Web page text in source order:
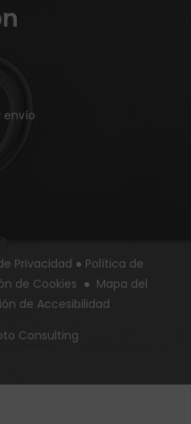
envío
Privacidad ● Política de
de Cookies ● Mapa del
de Accesibilidad
Consulting